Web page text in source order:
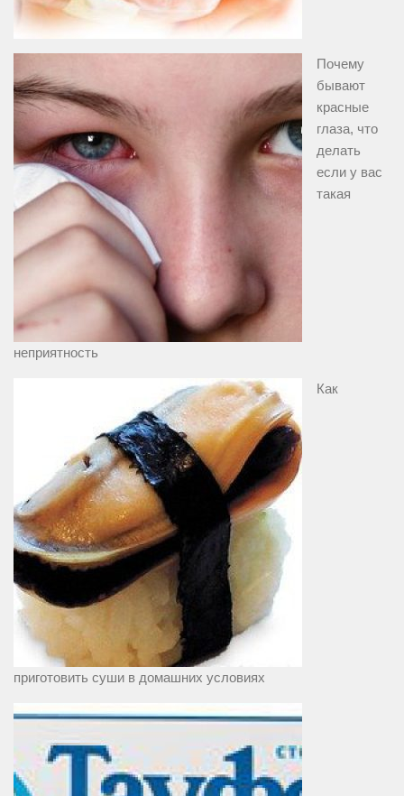
Почему
бывают
красные
глаза, что
делать
если у вас
такая
неприятность
Как
приготовить суши в домашних условиях